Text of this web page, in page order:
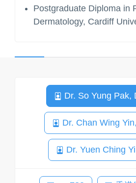
Postgraduate Diploma in
Dermatology, Cardiff
Dr. So Yung Pak,
Dr. Chan Wing
Dr. Yuen Ching